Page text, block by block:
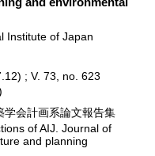
Institute of Japan
; V. 73, no. 623
学会計画系論文報告集
of AIJ. Journal of
and planning